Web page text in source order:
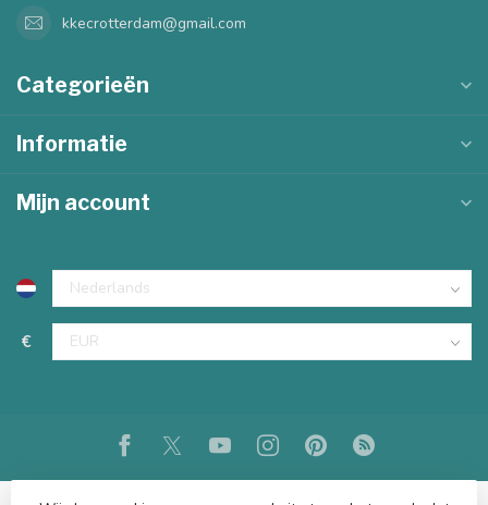
kkecrotterdam@gmail.com
Categorieën
Informatie
Mijn account
€